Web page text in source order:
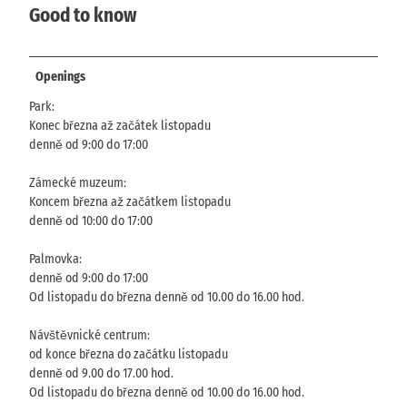
Good to know
Openings
Park:
Konec března až začátek listopadu
denně od 9:00 do 17:00
Zámecké muzeum:
Koncem března až začátkem listopadu
denně od 10:00 do 17:00
Palmovka:
denně od 9:00 do 17:00
Od listopadu do března denně od 10.00 do 16.00 hod.
Návštěvnické centrum:
od konce března do začátku listopadu
denně od 9.00 do 17.00 hod.
Od listopadu do března denně od 10.00 do 16.00 hod.